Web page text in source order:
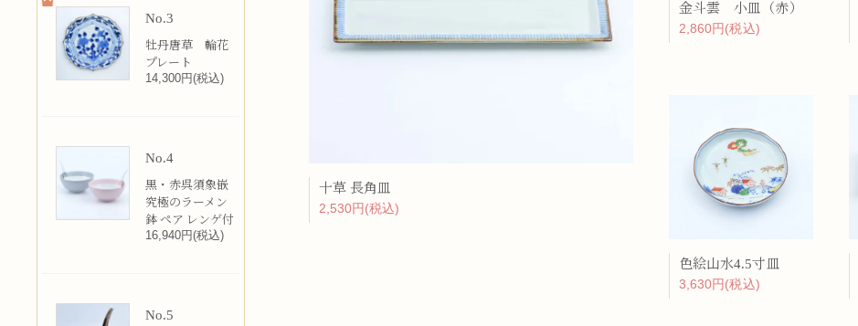
十草 長角皿
2,530円(税込)
金斗雲 小皿（赤）
2,860円(税込)
色絵山水4.5寸皿
3,630円(税込)
No.3
牡丹唐草 輪花
プレート
14,300円(税込)
No.4
黒・赤呉須象嵌
究極のラーメン
鉢 ペア レンゲ付
16,940円(税込)
No.5